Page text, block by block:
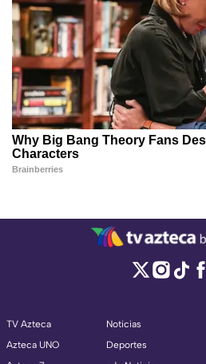
TV Azteca
Azteca UNO
Noticias
Deportes